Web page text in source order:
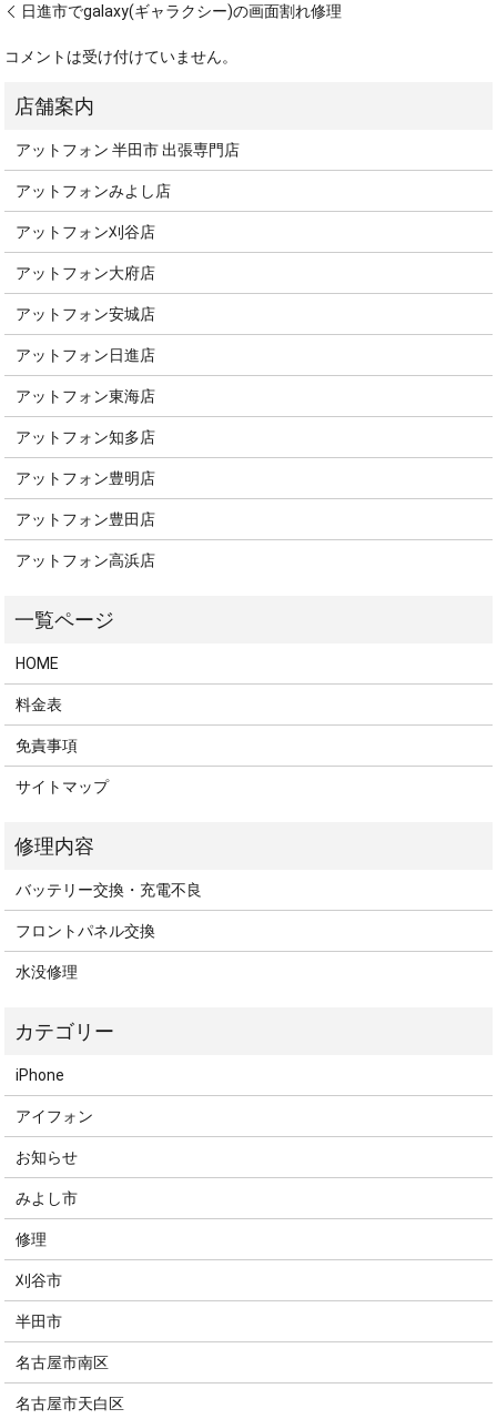
日進市でgalaxy(ギャラクシー)の画面割れ修理
コメントは受け付けていません。
アットフォン 半田市 出張専門店
アットフォンみよし店
アットフォン刈谷店
アットフォン大府店
アットフォン安城店
アットフォン日進店
アットフォン東海店
アットフォン知多店
アットフォン豊明店
アットフォン豊田店
アットフォン高浜店
HOME
料金表
免責事項
サイトマップ
バッテリー交換・充電不良
フロントパネル交換
水没修理
iPhone
アイフォン
お知らせ
みよし市
修理
刈谷市
半田市
名古屋市南区
名古屋市天白区